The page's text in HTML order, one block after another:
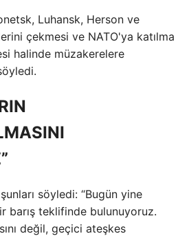
Luhansk, Herson ve
çekmesi ve NATO'ya katılma
halinde müzakerelere
söyledi: “Bugün yine
barış teklifinde bulunuyoruz.
değil, geçici ateşkes